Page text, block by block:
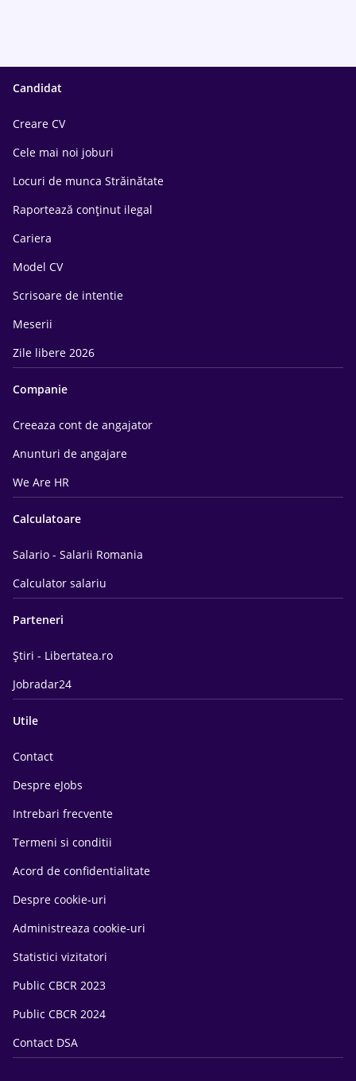
Candidat
Creare CV
Cele mai noi joburi
Locuri de munca Străinătate
Raportează conținut ilegal
Cariera
Model CV
Scrisoare de intentie
Meserii
Zile libere 2026
Companie
Creeaza cont de angajator
Anunturi de angajare
We Are HR
Calculatoare
Salario - Salarii Romania
Calculator salariu
Parteneri
Știri - Libertatea.ro
Jobradar24
Utile
Contact
Despre eJobs
Intrebari frecvente
Termeni si conditii
Acord de confidentialitate
Despre cookie-uri
Administreaza cookie-uri
Statistici vizitatori
Public CBCR 2023
Public CBCR 2024
Contact DSA